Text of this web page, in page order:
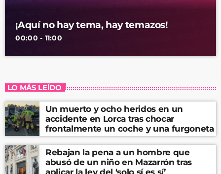
¡Aquí no hay tema, hay temazos!
00:00 - 11:00
LO MÁS LEÍDO
Un muerto y ocho heridos en un
accidente en Lorca tras chocar
frontalmente un coche y una furgoneta
Rebajan la pena a un hombre que
abusó de un niño en Mazarrón tras